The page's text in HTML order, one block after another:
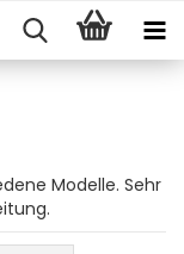
Modelle. Sehr